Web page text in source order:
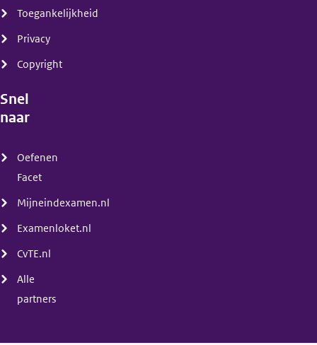
Toegankelijkheid
Privacy
Copyright
Snel
naar
Oefenen
Facet
Mijneindexamen.nl
Examenloket.nl
CvTE.nl
Alle
partners